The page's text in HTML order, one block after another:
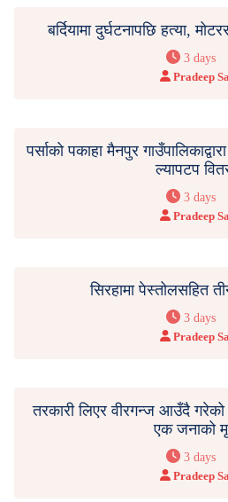
बर्दियामा दुर्घटनापछि हत्या,
3 days
Pradeep
पर्साको पकाहा मैनपुर
ल्यापटप
3 days
Pradeep
सिरहामा पेस्तोलसहित
3 days
Pradeep
तरकारी लिएर वीरगन्ज आउँदै गरेको
एक जनाको
3 days
Pradeep